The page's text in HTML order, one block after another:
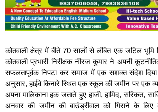
कोतवाली क्षेत्र में बीते 70 सालों से लंबित एक जटिल भूमि
कोतवाली प्रभारी निरीक्षक नीरज कुमार ने अपनी
सफलतापूर्वक निपटा कर समाज में एक सशक्त संदेश दिया
अनुसार, हाईवे किनारे स्थित एक स्कूल की जमीन पर एक
अपना मालिकाना हक जताते हुए हाजी, हामिद, सरिकत,
अनवार की जमीन की बाउंड्रीवाल को गिराने के लिए